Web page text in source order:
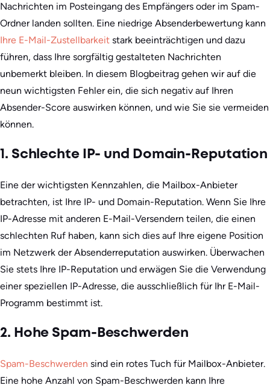
Nachrichten im Posteingang des Empfängers oder im Spam-
Ordner landen sollten. Eine niedrige Absenderbewertung kann
Ihre E-Mail-Zustellbarkeit stark beeinträchtigen und dazu
führen, dass Ihre sorgfältig gestalteten Nachrichten
unbemerkt bleiben. In diesem Blogbeitrag gehen wir auf die
neun wichtigsten Fehler ein, die sich negativ auf Ihren
Absender-Score auswirken können, und wie Sie sie vermeiden
können.
1. Schlechte IP- und Domain-Reputation
Eine der wichtigsten Kennzahlen, die Mailbox-Anbieter
betrachten, ist Ihre IP- und Domain-Reputation. Wenn Sie Ihre
IP-Adresse mit anderen E-Mail-Versendern teilen, die einen
schlechten Ruf haben, kann sich dies auf Ihre eigene Position
im Netzwerk der Absenderreputation auswirken. Überwachen
Sie stets Ihre IP-Reputation und erwägen Sie die Verwendung
einer speziellen IP-Adresse, die ausschließlich für Ihr E-Mail-
Programm bestimmt ist.
2. Hohe Spam-Beschwerden
Spam-Beschwerden sind ein rotes Tuch für Mailbox-Anbieter.
Eine hohe Anzahl von Spam-Beschwerden kann Ihre